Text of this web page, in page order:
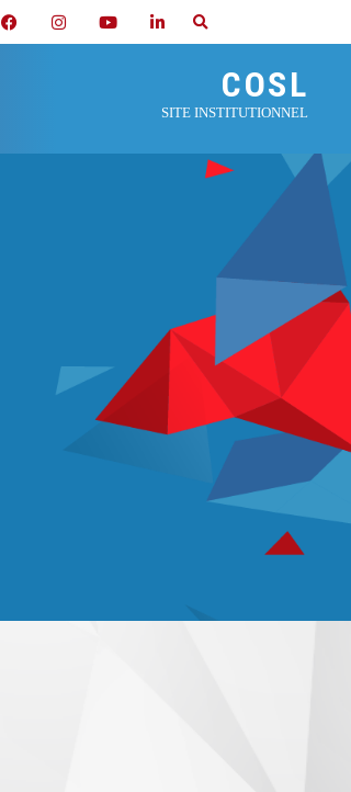
COSL
SITE INSTITUTIONNEL